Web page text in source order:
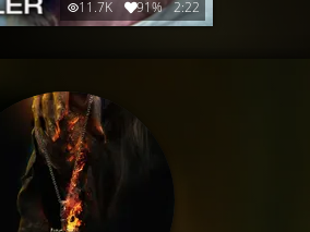
11.7K 91% 2:22